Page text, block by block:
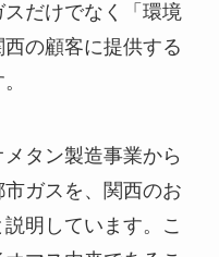
だけでなく「環境
の顧客に提供する
タン製造事業から
ガスを、関西のお
明しています。こ